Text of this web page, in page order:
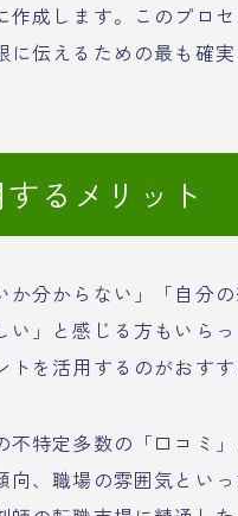
成します。このプロ
伝えるための最も確実
るメリット
か分からない」「自分
」と感じる方もいら
を活用するのがおすす
特定多数の「口コミ
向、職場の雰囲気とい